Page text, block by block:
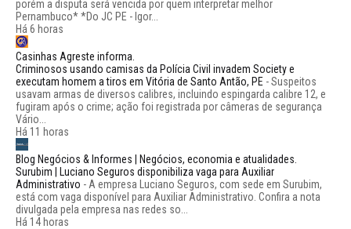
porém a disputa será vencida por quem interpretar melhor
Pernambuco* *Do JC PE - Igor...
Há 6 horas
Casinhas Agreste informa.
Criminosos usando camisas da Polícia Civil invadem Society e
executam homem a tiros em Vitória de Santo Antão, PE -Suspeitos
usavam armas de diversos calibres, incluindo espingarda calibre 12, e
fugiram após o crime; ação foi registrada por câmeras de segurança
Vário...
Há 11 horas
Blog Negócios & Informes | Negócios, economia e atualidades.
Surubim | Luciano Seguros disponibiliza vaga para Auxiliar
Administrativo - A empresa Luciano Seguros, com sede em Surubim,
está com vaga disponível para Auxiliar Administrativo. Confira a nota
divulgada pela empresa nas redes so...
Há 14 horas